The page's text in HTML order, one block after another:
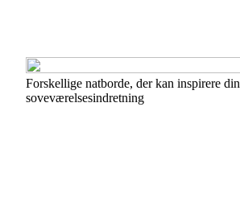
Forskellige natborde, der kan inspirere din
soveværelsesindretning